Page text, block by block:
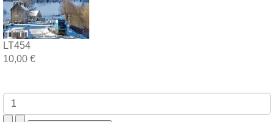
LT454
10,00 €